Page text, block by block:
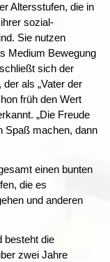
Altersstufen, die in
sozial-
Sie nutzen
Medium Bewegung
sich der
als „Vater der
früh den Wert
„Die Freude
Spaß machen, dann
einen bunten
die es
und anderen
besteht die
zwei Jahre